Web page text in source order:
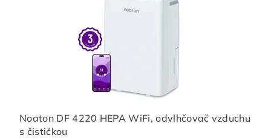
Noaton DF 4220 HEPA WiFi, odvlhčovač vzduchu
s čističkou